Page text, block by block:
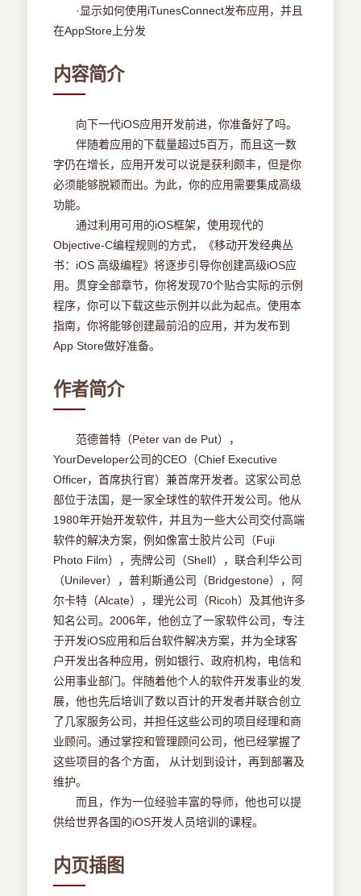
·显示如何使用iTunesConnect发布应用，并且
在AppStore上分发
内容简介
向下一代iOS应用开发前进，你准备好了吗。
伴随着应用的下载量超过5百万，而且这一数
字仍在增长，应用开发可以说是获利颇丰，但是你
必须能够脱颖而出。为此，你的应用需要集成高级
功能。
通过利用可用的iOS框架，使用现代的
Objective-C编程规则的方式，《移动开发经典丛
书：iOS 高级编程》将逐步引导你创建高级iOS应
用。贯穿全部章节，你将发现70个贴合实际的示例
程序，你可以下载这些示例并以此为起点。使用本
指南，你将能够创建最前沿的应用，并为发布到
App Store做好准备。
作者简介
范德普特（Peter van de Put），
YourDeveloper公司的CEO（Chief Executive
Officer，首席执行官）兼首席开发者。这家公司总
部位于法国，是一家全球性的软件开发公司。他从
1980年开始开发软件，并且为一些大公司交付高端
软件的解决方案，例如像富士胶片公司（Fuji
Photo Film），壳牌公司（Shell），联合利华公司
（Unilever），普利斯通公司（Bridgestone），阿
尔卡特（Alcate），理光公司（Ricoh）及其他许多
知名公司。2006年，他创立了一家软件公司，专注
于开发iOS应用和后台软件解决方案，并为全球客
户开发出各种应用，例如银行、政府机构，电信和
公用事业部门。伴随着他个人的软件开发事业的发
展，他也先后培训了数以百计的开发者并联合创立
了几家服务公司，并担任这些公司的项目经理和商
业顾问。通过掌控和管理顾问公司，他已经掌握了
这些项目的各个方面， 从计划到设计，再到部署及
维护。
而且，作为一位经验丰富的导师，他也可以提
供给世界各国的iOS开发人员培训的课程。
内页插图